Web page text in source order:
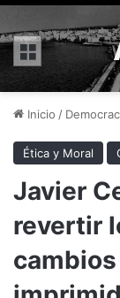
Menú
Inicio /
Ética y Moral
Javier
revertir